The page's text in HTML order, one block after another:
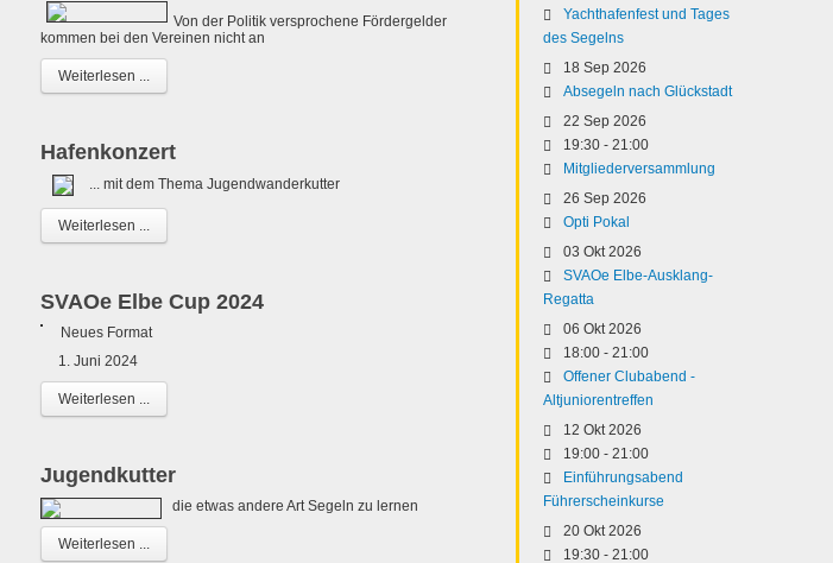
Von der Politik versprochene Fördergelder
kommen bei den Vereinen nicht an
Weiterlesen ...
Hafenkonzert
... mit dem Thema Jugendwanderkutter
Weiterlesen ...
SVAOe Elbe Cup 2024
Neues Format
1. Juni 2024
Weiterlesen ...
Jugendkutter
die etwas andere Art Segeln zu lernen
Weiterlesen ...
Yachthafenfest und Tages
des Segelns
18 Sep 2026
Absegeln nach Glückstadt
22 Sep 2026
19:30 - 21:00
Mitgliederversammlung
26 Sep 2026
Opti Pokal
03 Okt 2026
SVAOe Elbe-Ausklang-
Regatta
06 Okt 2026
18:00 - 21:00
Offener Clubabend -
Altjuniorentreffen
12 Okt 2026
19:00 - 21:00
Einführungsabend
Führerscheinkurse
20 Okt 2026
19:30 - 21:00